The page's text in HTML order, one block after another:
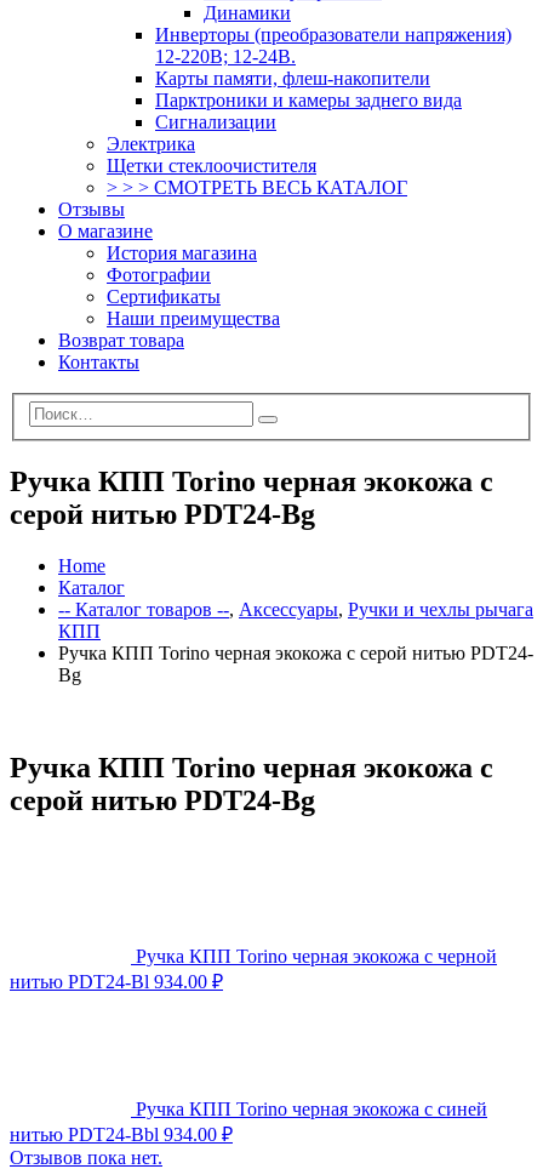
Динамики
Инверторы (преобразователи напряжения)
12-220В; 12-24В.
Карты памяти, флеш-накопители
Парктроники и камеры заднего вида
Сигнализации
Электрика
Щетки стеклоочистителя
> > > СМОТРЕТЬ ВЕСЬ КАТАЛОГ
Отзывы
О магазине
История магазина
Фотографии
Сертификаты
Наши преимущества
Возврат товара
Контакты
Ручка КПП Torino черная экокожа с
серой нитью PDT24-Bg
Home
Каталог
-- Каталог товаров --, Аксессуары, Ручки и чехлы рычага
КПП
Ручка КПП Torino черная экокожа с серой нитью PDT24-
Bg
Ручка КПП Torino черная экокожа с
серой нитью PDT24-Bg
Ручка КПП Torino черная экокожа с черной
нитью PDT24-Bl 934.00 ₽
Ручка КПП Torino черная экокожа с синей
нитью PDT24-Bbl 934.00 ₽
Отзывов пока нет.